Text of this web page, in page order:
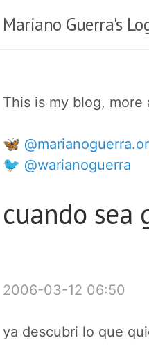
Mariano Guerra's
This is my blog, more
🦋
🐦 @warianoguerra
cuando sea
2006-03-12 06:50
ya descubri lo que